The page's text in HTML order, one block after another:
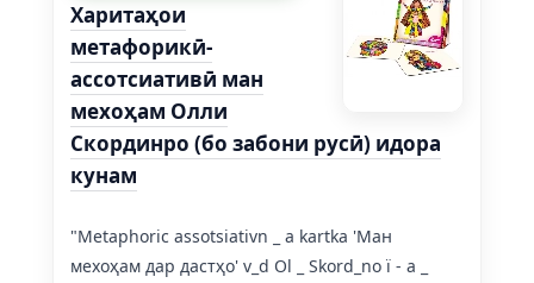
Харитаҳои
метафорикӣ-
ассотсиативӣ ман
мехоҳам Олли
Скординро (бо забони русӣ) идора
кунам
"Metaphoric assotsiativn _ a kartka 'Ман
мехоҳам дар дастҳо' v_d Ol _ Skord_no ї - a _